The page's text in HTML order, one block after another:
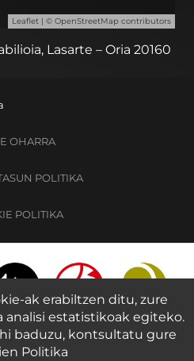
Leaflet | © OpenStreetMap contributors
Lasarte – Oria 20160
OHARRA
POLITIKA
POLITIKA
ak erabiltzen ditu, zure
analisi estatistikoak egiteko.
baduzu, kontsultatu gure
Politika